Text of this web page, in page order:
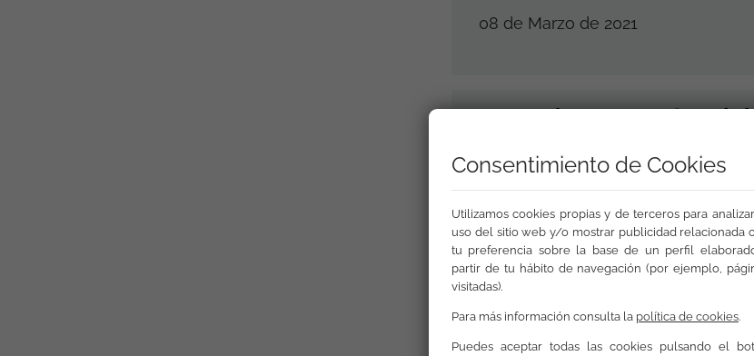
08 de Marzo de 2021
#8M Día Internacional
#RadioEcca en
#8M Día Internacional
#Promociona y
Consentimiento de Cookies
Utilizamos cookies propias y de terceros para
uso del sitio web y/o mostrar publicidad relacionada
tu preferencia sobre la base de un perfil
partir de tu hábito de navegación (por ejemplo,
visitadas).
Para más información consulta la política de cookies.
Puedes aceptar todas las cookies pulsando el